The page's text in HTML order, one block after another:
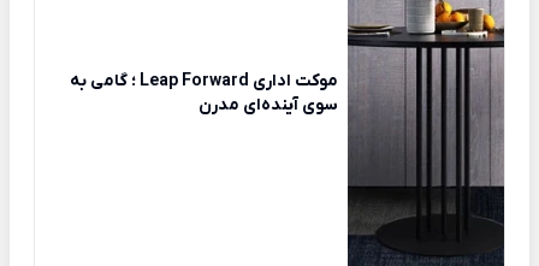
موکت اداری Leap Forward ؛ گامی به
سوی آینده‌ای مدرن